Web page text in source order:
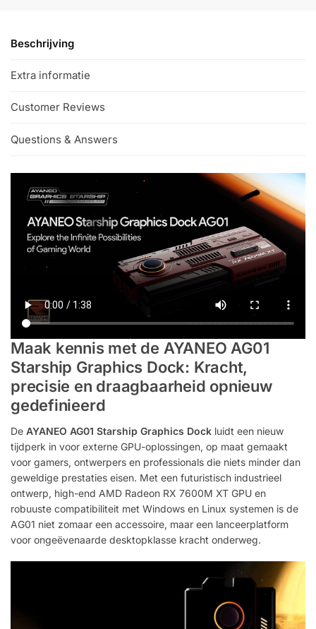
v
:
Beschrijving
Extra informatie
Customer Reviews
Questions & Answers
Maak kennis met de AYANEO AG01
Starship Graphics Dock: Kracht,
precisie en draagbaarheid opnieuw
gedefinieerd
De AYANEO AG01 Starship Graphics Dock luidt een nieuw
tijdperk in voor externe GPU-oplossingen, op maat gemaakt
voor gamers, ontwerpers en professionals die niets minder dan
geweldige prestaties eisen. Met een futuristisch industrieel
ontwerp, high-end AMD Radeon RX 7600M XT GPU en
robuuste compatibiliteit met Windows en Linux systemen is de
AG01 niet zomaar een accessoire, maar een lanceerplatform
voor ongeëvenaarde desktopklasse kracht onderweg.